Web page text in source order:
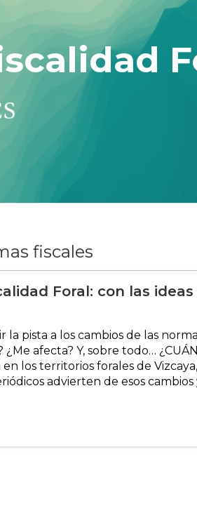
fiscales
Foral: con las ideas
la pista a los cambios de las
afecta? Y, sobre todo…
los territorios forales de
advierten de esos cambios